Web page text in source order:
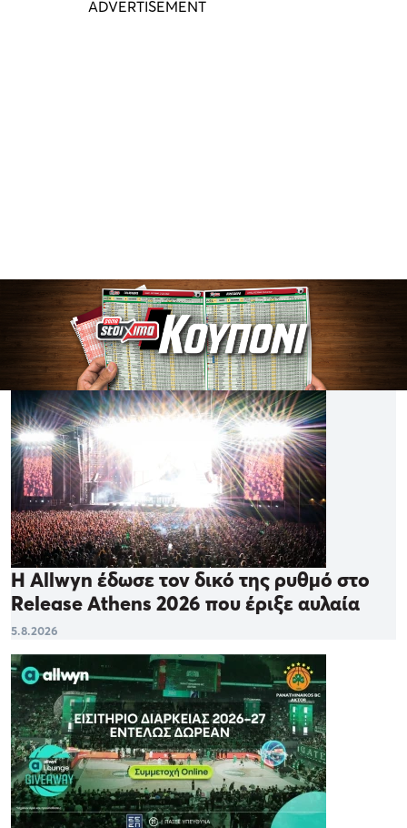
Η Allwyn έδωσε τον δικό της ρυθμό στο
Release Athens 2026 που έριξε αυλαία
5.8.2026